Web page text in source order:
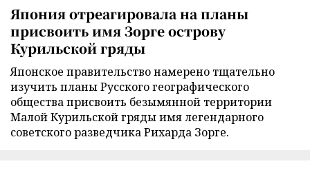
Япония отреагировала на планы
присвоить имя Зорге острову
Курильской гряды
Японское правительство намерено тщательно
изучить планы Русского географического
общества присвоить безымянной территории
Малой Курильской гряды имя легендарного
советского разведчика Рихарда Зорге.